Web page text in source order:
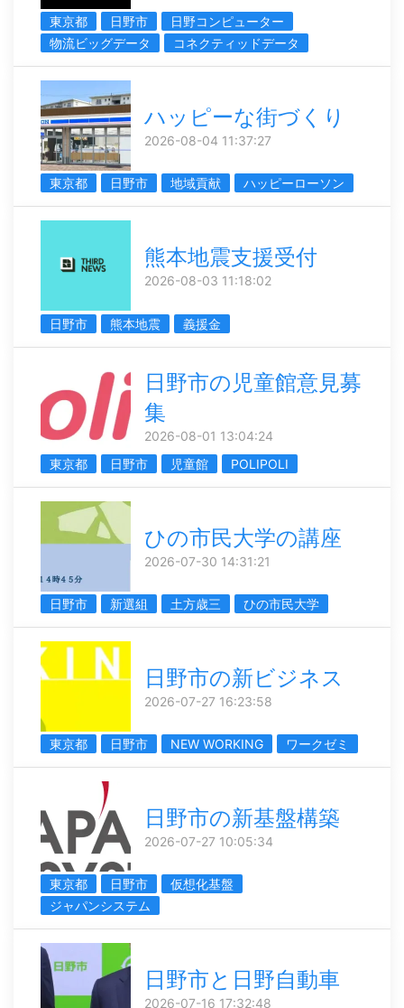
東京都 日野市
日野コンピューター
物流ビッグデータ
コネクティッドデータ
ハッピーな街づくり
2026-08-04 11:37:27
東京都 日野市 地域貢献 ハッピーローソン
熊本地震支援受付
2026-08-03 11:18:02
日野市 熊本地震 義援金
日野市の児童館意見募
集
2026-08-01 13:04:24
東京都
日野市 児童館 POLIPOLI
ひの市民大学の講座
2026-07-30 14:31:21
日野市 新選組 土方歳三 ひの市民大学
日野市の新ビジネス
2026-07-27 16:23:58
東京都 日野市 NEW WORKING ワークゼミ
日野市の新基盤構築
2026-07-27 10:05:34
東京都 日野市
仮想化基盤
ジャパンシステム
日野市と日野自動車
2026-07-16 17:32:48